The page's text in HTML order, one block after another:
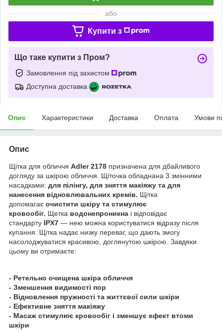
або
Купити з
Що таке купити з Пром?
Замовлення під захистом
Доступна доставка
Опис Характеристики Доставка Оплата Умови
Опис
Щітка для обличчя Adler 2178 призначена для дбайливого
догляду за шкірою обличчя. Щіточка обладнана 3 змінними
насадками: для пілінгу, для зняття макіяжу та для
нанесення відновлювальних кремів. Щітка
допомагає очистити шкіру та стимулює
кровообіг. Щетка водонепроникна і відповідає
стандарту IPX7 — нею можна користуватися відразу після
купання. Щітка надає низку переваг, що дають змогу
насолоджуватися красивою, доглянутою шкірою. Завдяки
цьому ви отримаєте:
- Ретельно очищена шкіра обличчя
- Зменшення видимості пор
- Відновлення пружності та життєвої сили шкіри
- Ефективне зняття макіяжу
- Масаж стимулює кровообіг і зменшує ефект втоми
шкіри